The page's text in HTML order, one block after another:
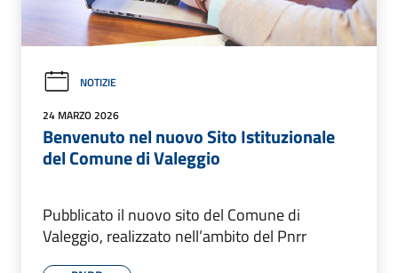
NOTIZIE
24 MARZO 2026
Benvenuto nel nuovo Sito Istituzionale
del Comune di Valeggio
Pubblicato il nuovo sito del Comune di
Valeggio, realizzato nell’ambito del Pnrr